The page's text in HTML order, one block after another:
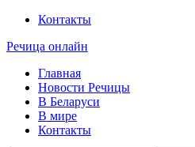
Контакты
Речица онлайн
Главная
Новости Речицы
В Беларуси
В мире
Контакты